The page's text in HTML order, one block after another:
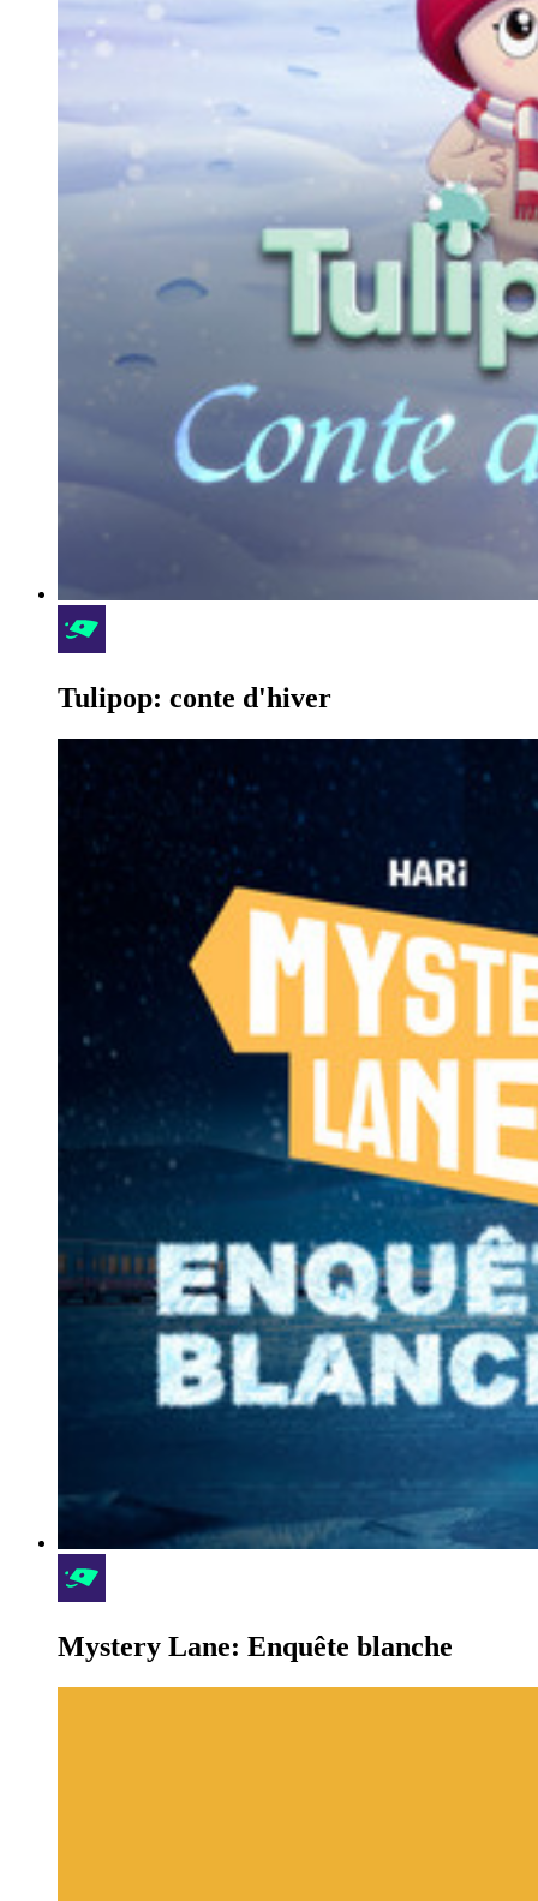
Tulipop: conte d'hiver
Mystery Lane: Enquête blanche